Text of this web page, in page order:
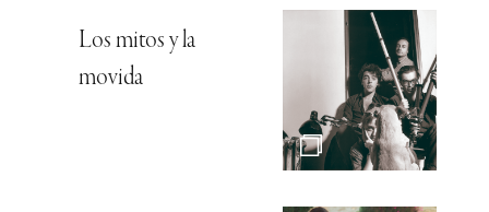
Los mitos y la
movida